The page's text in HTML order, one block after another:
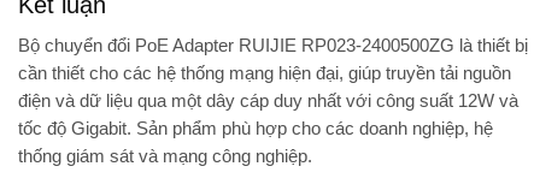
Bộ chuyển đổi PoE Adapter RUIJIE RP023-2400500ZG là thiết bị
cần thiết cho các hệ thống mạng hiện đại, giúp truyền tải nguồn
điện và dữ liệu qua một dây cáp duy nhất với công suất 12W và
tốc độ Gigabit. Sản phẩm phù hợp cho các doanh nghiệp, hệ
thống giám sát và mạng công nghiệp.